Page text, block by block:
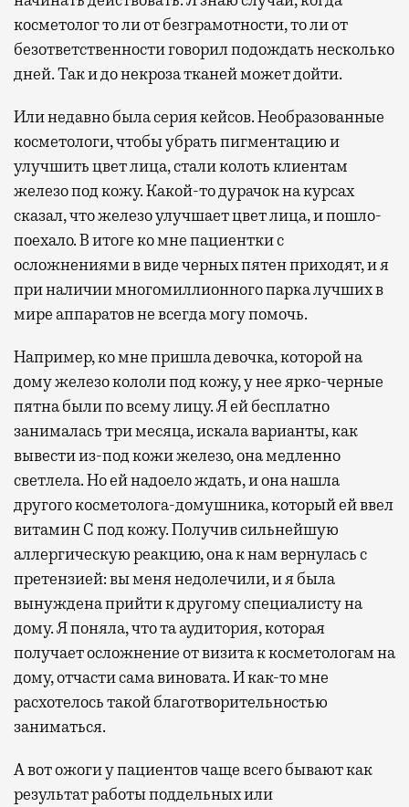
косметолог то ли от безграмотности, то ли от
безответственности говорил подождать несколько
дней. Так и до некроза тканей может дойти.
Или недавно была серия кейсов. Необразованные
косметологи, чтобы убрать пигментацию и
улучшить цвет лица, стали колоть клиентам
железо под кожу. Какой-то дурачок на курсах
сказал, что железо улучшает цвет лица, и пошло-
поехало. В итоге ко мне пациентки с
осложнениями в виде черных пятен приходят, и я
при наличии многомиллионного парка лучших в
мире аппаратов не всегда могу помочь.
Например, ко мне пришла девочка, которой на
дому железо кололи под кожу, у нее ярко-черные
пятна были по всему лицу. Я ей бесплатно
занималась три месяца, искала варианты, как
вывести из-под кожи железо, она медленно
светлела. Но ей надоело ждать, и она нашла
другого косметолога-домушника, который ей ввел
витамин С под кожу. Получив сильнейшую
аллергическую реакцию, она к нам вернулась с
претензией: вы меня недолечили, и я была
вынуждена прийти к другому специалисту на
дому. Я поняла, что та аудитория, которая
получает осложнение от визита к косметологам на
дому, отчасти сама виновата. И как-то мне
расхотелось такой благотворительностью
заниматься.
А вот ожоги у пациентов чаще всего бывают как
результат работы поддельных или